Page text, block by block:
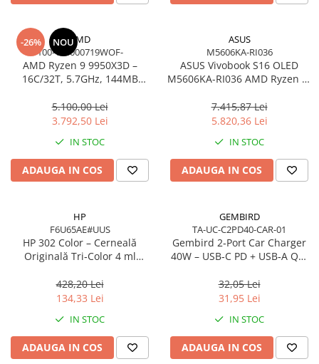
-26% NOUAMD
100-100000719WOF-
AMD Ryzen 9 9950X3D –
16C/32T, 5.7GHz, 144MB
5.100,00 Lei
3.792,50 Lei
IN STOC
ADAUGA IN COS
ASUS
M5606KA-RI036
ASUS Vivobook S16 OLED
M5606KA-RI036 AMD Ryzen AI
7.415,87 Lei
5.820,36 Lei
IN STOC
ADAUGA IN COS
HP
F6U65AE#UUS
HP 302 Color – Cerneală
Originală Tri‑Color 4 ml
428,20 Lei
134,33 Lei
IN STOC
ADAUGA IN COS
GEMBIRD
TA-UC-C2PD40-CAR-01
Gembird 2‑Port Car Charger
40W – USB‑C PD + USB‑A QC,
32,05 Lei
31,95 Lei
IN STOC
ADAUGA IN COS